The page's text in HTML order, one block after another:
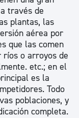
través de
plantas, las
aérea por
que las comen
ríos o arroyos de
etc.; en el
es la
Todo
poblaciones, y
completa.